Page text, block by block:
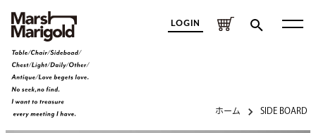
LOGIN
ホーム SIDE BOARD